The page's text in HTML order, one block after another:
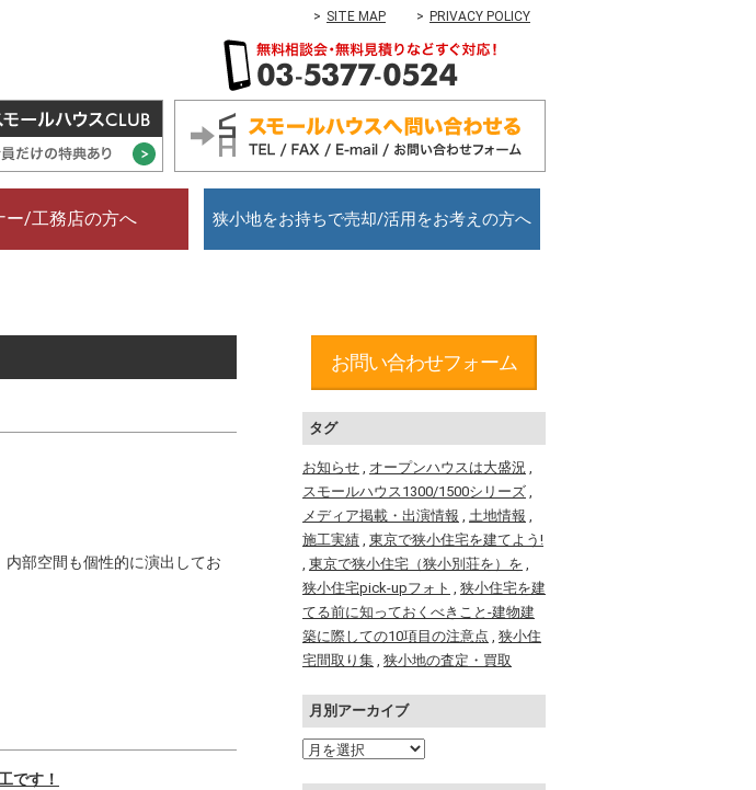
SITE MAP PRIVACY POLICY
ー/工務店の方へ 狭小地をお持ちで売却/活用をお考えの方へ
部空間も個性的に演出してお
です！
お問い合わせフォーム
タグ
お知らせ , オープンハウスは大盛況 ,
スモールハウス1300/1500シリーズ ,
メディア掲載・出演情報 , 土地情報 ,
施工実績 , 東京で狭小住宅を建てよう!
, 東京で狭小住宅（狭小別荘を）を ,
狭小住宅pick-upフォト , 狭小住宅を建
てる前に知っておくべきこと-建物建
築に際しての10項目の注意点 , 狭小住
宅間取り集 , 狭小地の査定・買取
月別アーカイブ